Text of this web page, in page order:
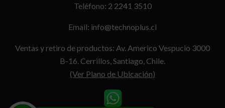
Teléfono: 2 2241 3510
Email: info@technoplus.cl
Ventas y retiro de productos: Av. Americo Vespucio 3000
B-16. Cerrillos, Santiago, Chile.
(Ver Plano de Ubicación)